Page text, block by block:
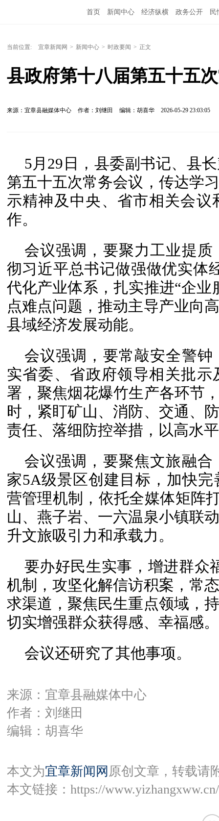
首页 新闻中心 经济纵横 政务公开 民
当前位置: 宜章新闻网 > 新闻中心 > 时政要闻 > 正文
县政府第十八届第五十五
来源：宜章县融媒体中心 作者：刘继田 编辑：胡喜华 2026-05-29 23:03:05
5月29日，县委副书记、县
第五十五次常务会议，传达学
示精神及中央、省市相关会
作。
会议强调，要聚力工业提
彻习近平总书记做强做优实体
代化产业体系，扎实推进“企
点难点问题，推动主导产业向
县域经济发展动能。
会议强调，要常敲安全警
实省委、省政府领导相关批
署，聚焦烟花爆竹生产各环节
时，紧盯矿山、消防、交通、
责任、落细防控举措，以高水
会议强调，要聚焦文旅融
家5A级景区创建目标，加快
营管理机制，依托全媒体矩阵
山、燕子岩、一六温泉小镇联
升文旅吸引力和承载力。
要办好民生实事，增进群众
机制，攻坚化解信访积案，常
求渠道，聚焦民生重点领域，
切实增强群众获得感、幸福感。
会议还研究了其他事项。
来源：宜章县融媒体中心
作者：刘继田
编辑：胡喜华
本文为宜章新闻网 原创文章，转载请
本文链接： https://